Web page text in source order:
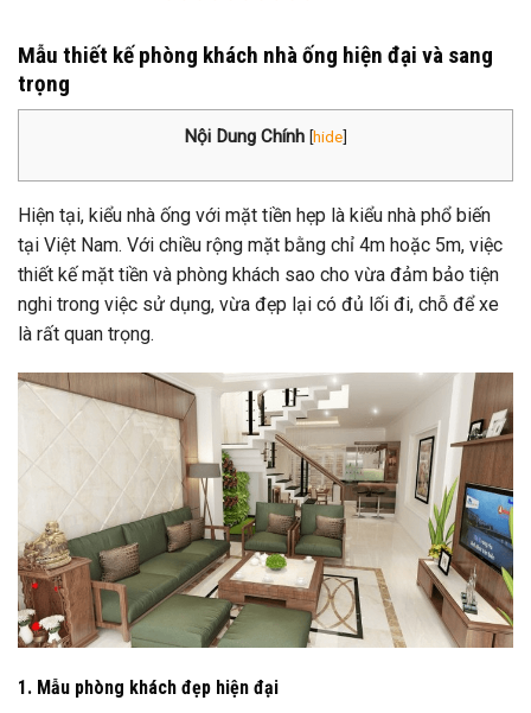
Mẫu thiết kế phòng khách nhà ống hiện đại và sang
trọng
Nội Dung Chính [hide]
Hiện tại, kiểu nhà ống với mặt tiền hẹp là kiểu nhà phổ biến
tại Việt Nam. Với chiều rộng mặt bằng chỉ 4m hoặc 5m, việc
thiết kế mặt tiền và phòng khách sao cho vừa đảm bảo tiện
nghi trong việc sử dụng, vừa đẹp lại có đủ lối đi, chỗ để xe
là rất quan trọng.
1. Mẫu phòng khách đẹp hiện đại